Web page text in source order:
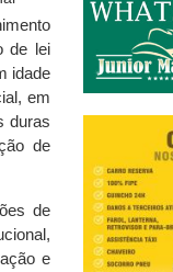
de lei
idade
em
duras
de
de
e